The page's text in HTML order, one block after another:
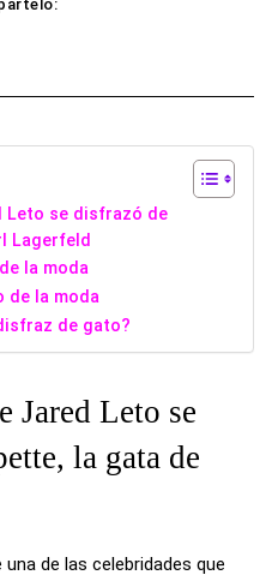
Leto se disfrazó de
Lagerfeld
la moda
de la moda
de gato?
Jared Leto se
la gata de
de las celebridades que